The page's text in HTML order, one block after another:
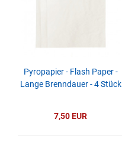
Pyropapier - Flash Paper -
Lange Brenndauer - 4 Stück
7,50 EUR